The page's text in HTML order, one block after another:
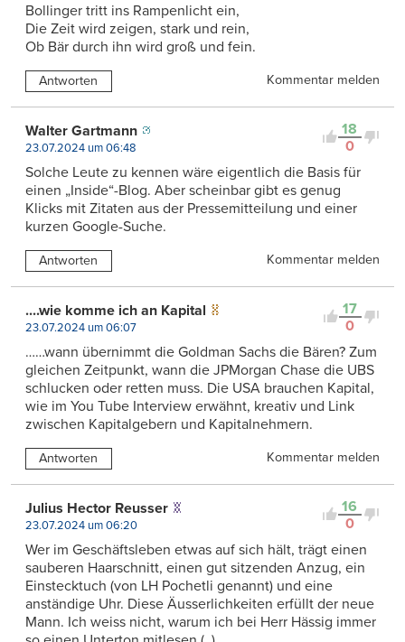
Bollinger tritt ins Rampenlicht ein,
Die Zeit wird zeigen, stark und rein,
Ob Bär durch ihn wird groß und fein.
Antworten Kommentar melden
18
0
Walter Gartmann
23.07.2024 um 06:48
Solche Leute zu kennen wäre eigentlich die Basis für
einen „Inside“-Blog. Aber scheinbar gibt es genug
Klicks mit Zitaten aus der Pressemitteilung und einer
kurzen Google-Suche.
Antworten Kommentar melden
17
0
....wie komme ich an Kapital
23.07.2024 um 06:07
……wann übernimmt die Goldman Sachs die Bären? Zum
gleichen Zeitpunkt, wann die JPMorgan Chase die UBS
schlucken oder retten muss. Die USA brauchen Kapital,
wie im You Tube Interview erwähnt, kreativ und Link
zwischen Kapitalgebern und Kapitalnehmern.
Antworten Kommentar melden
16
0
Julius Hector Reusser
23.07.2024 um 06:20
Wer im Geschäftsleben etwas auf sich hält, trägt einen
sauberen Haarschnitt, einen gut sitzenden Anzug, ein
Einstecktuch (von LH Pochetli genannt) und eine
anständige Uhr. Diese Äusserlichkeiten erfüllt der neue
Mann. Ich weiss nicht, warum ich bei Herr Hässig immer